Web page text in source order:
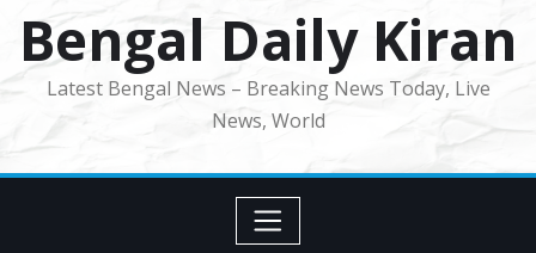
Bengal Daily Kiran
Latest Bengal News – Breaking News Today, Live
News, World